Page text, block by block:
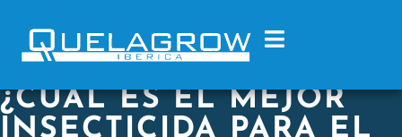
¿CUÁL ES EL MEJOR
INSECTICIDA PARA EL